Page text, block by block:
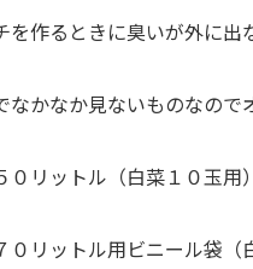
を作るときに臭いが外に
なかなか見ないものなので
０リットル（白菜１０玉用
０リットル用ビニール袋（